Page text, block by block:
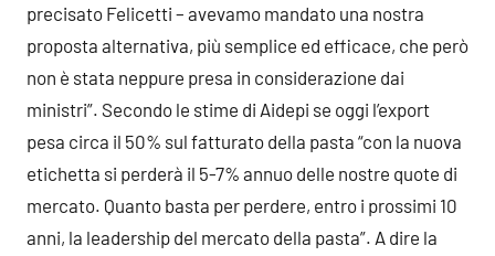
precisato Felicetti – avevamo mandato una nostra
proposta alternativa, più semplice ed efficace, che però
non è stata neppure presa in considerazione dai
ministri”. Secondo le stime di Aidepi se oggi l’export
pesa circa il 50% sul fatturato della pasta “con la nuova
etichetta si perderà il 5-7% annuo delle nostre quote di
mercato. Quanto basta per perdere, entro i prossimi 10
anni, la leadership del mercato della pasta”. A dire la